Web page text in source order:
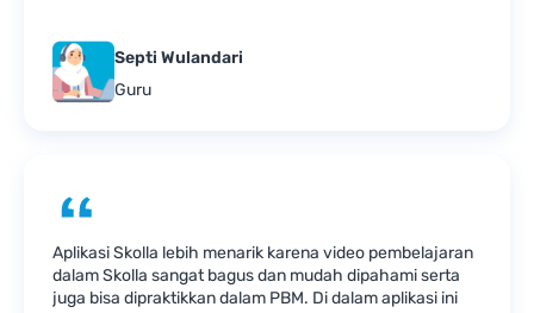
PR di sekolahnya dapat diselesaikan dengan baik
dengan bantuan guru-guru dari Skolla.
Septi Wulandari
Guru
Aplikasi Skolla lebih menarik karena video pembelajaran
dalam Skolla sangat bagus dan mudah dipahami serta
juga bisa dipraktikkan dalam PBM. Di dalam aplikasi ini